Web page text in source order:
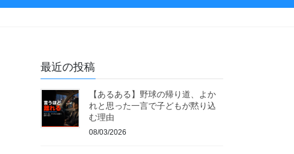
最近の投稿
【あるある】野球の帰り道、よか
れと思った一言で子どもが黙り込
む理由
08/03/2026